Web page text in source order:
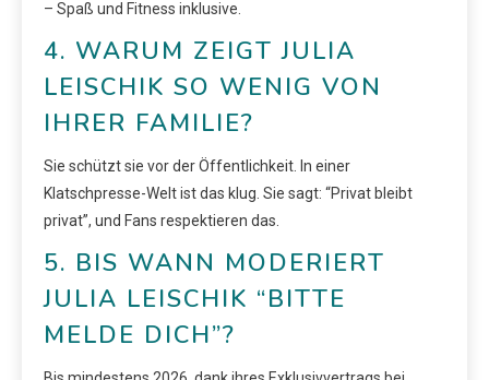
– Spaß und Fitness inklusive.
4. WARUM ZEIGT JULIA
LEISCHIK SO WENIG VON
IHRER FAMILIE?
Sie schützt sie vor der Öffentlichkeit. In einer
Klatschpresse-Welt ist das klug. Sie sagt: “Privat bleibt
privat”, und Fans respektieren das.
5. BIS WANN MODERIERT
JULIA LEISCHIK “BITTE
MELDE DICH”?